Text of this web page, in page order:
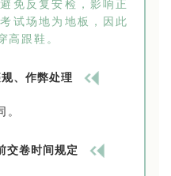
免反复安检，影响正
试场地为地板，因此
高跟鞋。
、作弊处理
。
交卷时间规定